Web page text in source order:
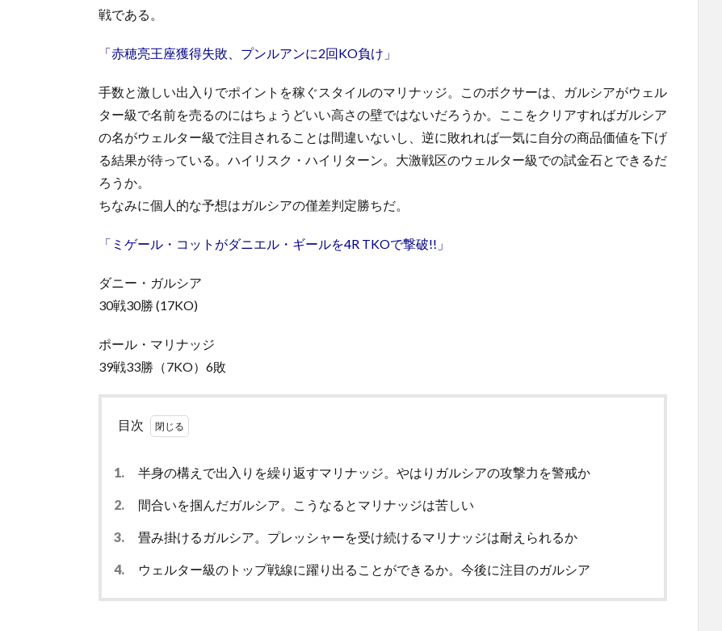
戦である。
「赤穂亮王座獲得失敗、プンルアンに2回KO負け」
手数と激しい出入りでポイントを稼ぐスタイルのマリナッジ。このボクサーは、ガルシアがウェル
ター級で名前を売るのにはちょうどいい高さの壁ではないだろうか。ここをクリアすればガルシア
の名がウェルター級で注目されることは間違いないし、逆に敗れれば一気に自分の商品価値を下げ
る結果が待っている。ハイリスク・ハイリターン。大激戦区のウェルター級での試金石とできるだ
ろうか。
ちなみに個人的な予想はガルシアの僅差判定勝ちだ。
「ミゲール・コットがダニエル・ギールを4R TKOで撃破!!」
ダニー・ガルシア
30戦30勝 (17KO)
ポール・マリナッジ
39戦33勝（7KO）6敗
目次
1. 半身の構えで出入りを繰り返すマリナッジ。やはりガルシアの攻撃力を警戒か
2. 間合いを掴んだガルシア。こうなるとマリナッジは苦しい
3. 畳み掛けるガルシア。プレッシャーを受け続けるマリナッジは耐えられるか
4. ウェルター級のトップ戦線に躍り出ることができるか。今後に注目のガルシア